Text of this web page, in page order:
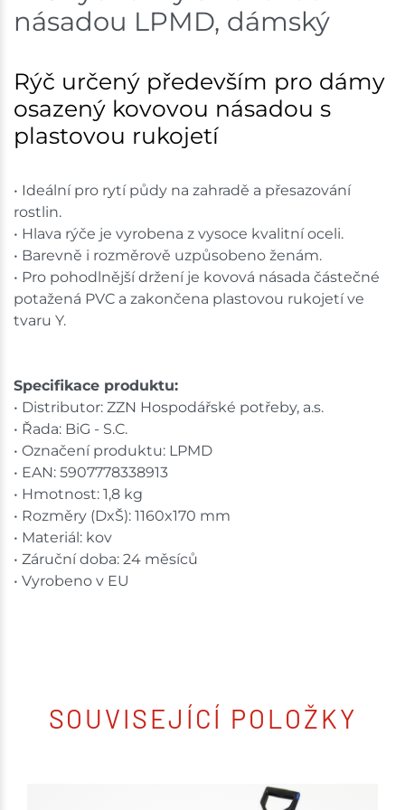
Skladem na prodejně - doručení do 7 dnů
Mohelnice
Skladem na prodejně - doručení do 7 dnů
5 ks
Skladem na prodejně - doručení do 7 dnů
Velká Bíteš
Skladem na prodejně - doručení do 7 dnů
1 ks
Skladové množství na prodejnách je pouze orientační.
násadou LPMD, dámský
Rýč určený především pro dámy
osazený kovovou násadou s
plastovou rukojetí
• Ideální pro rytí půdy na zahradě a přesazování
rostlin.
• Hlava rýče je vyrobena z vysoce kvalitní oceli.
• Barevně i rozměrově uzpůsobeno ženám.
• Pro pohodlnější držení je kovová násada částečné
potažená PVC a zakončena plastovou rukojetí ve
tvaru Y.
Specifikace produktu:
• Distributor: ZZN Hospodářské potřeby, a.s.
• Řada: BiG - S.C.
• Označení produktu: LPMD
• EAN: 5907778338913
• Hmotnost: 1,8 kg
• Rozměry (DxŠ): 1160x170 mm
• Materiál: kov
• Záruční doba: 24 měsíců
• Vyrobeno v EU
SOUVISEJÍCÍ POLOŽKY